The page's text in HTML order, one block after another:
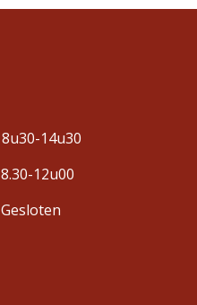
8u30-14u30
8.30-12u00
Gesloten